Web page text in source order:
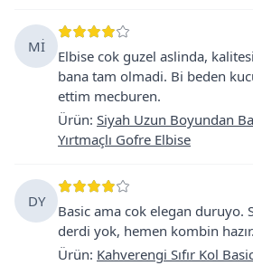
Mİ
Elbise cok guzel aslinda,
bana tam olmadi. Bi beden
ettim mecburen.
Ürün: Siyah Uzun Boyundan
Yırtmaçlı Gofre Elbise
DY
Basic ama cok elegan duruyo.
derdi yok, hemen kombin
Ürün: Kahverengi Sıfır Kol